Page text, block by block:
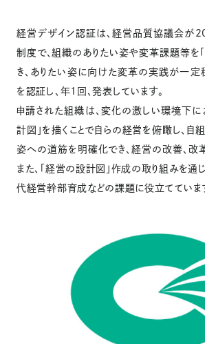
経営デザイン認証は、経営品質協議会が
制度で、組織のありたい姿や変革課題等を
き、ありたい姿に向けた変革の実践が一
を認証し、年1回、発表しています。
申請された組織は、変化の激しい環境下に
計図」を描くことで自らの経営を俯瞰し、自
姿への道筋を明確化でき、経営の改善、改
また、「経営の設計図」作成の取り組みを通
代経営幹部育成などの課題に役立てていま